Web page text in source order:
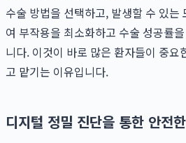
수술 방법을 선택하고, 발생할 수 있는
여 부작용을 최소화하고 수술 성공률
니다. 이것이 바로 많은 환자들이 중요
고 맡기는 이유입니다.
디지털 정밀 진단을 통한 안전